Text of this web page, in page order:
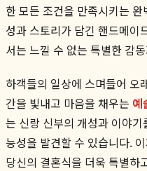
한 모든 조건을 만족시키는
성과 스토리가 담긴 핸드메이
서는 느낄 수 없는 특별한 감
하객들의 일상에 스며들어 오
간을 빛내고 마음을 채우는 예
는 신랑 신부의 개성과 이야
능성을 발견할 수 있습니다.
당신의 결혼식을 더욱 특별하